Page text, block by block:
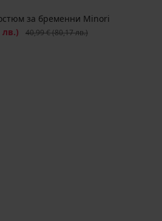
за бременни Minori
лв.) Първоначална цена
40,99 €(80,17 лв.)